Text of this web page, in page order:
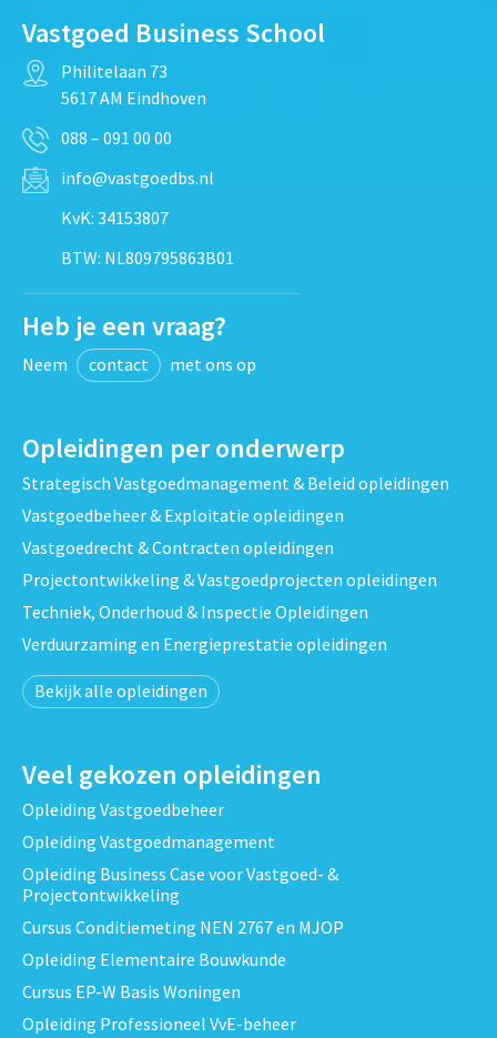
Vastgoed Business School
Philitelaan 73
5617 AM Eindhoven
088 – 091 00 00
info@vastgoedbs.nl
KvK: 34153807
BTW: NL809795863B01
Heb je een vraag?
Neem contact met ons op
Opleidingen per onderwerp
Strategisch Vastgoedmanagement & Beleid opleidingen
Vastgoedbeheer & Exploitatie opleidingen
Vastgoedrecht & Contracten opleidingen
Projectontwikkeling & Vastgoedprojecten opleidingen
Techniek, Onderhoud & Inspectie Opleidingen
Verduurzaming en Energieprestatie opleidingen
Bekijk alle opleidingen
Veel gekozen opleidingen
Opleiding Vastgoedbeheer
Opleiding Vastgoedmanagement
Opleiding Business Case voor Vastgoed- &
Projectontwikkeling
Cursus Conditiemeting NEN 2767 en MJOP
Opleiding Elementaire Bouwkunde
Cursus EP-W Basis Woningen
Opleiding Professioneel VvE-beheer